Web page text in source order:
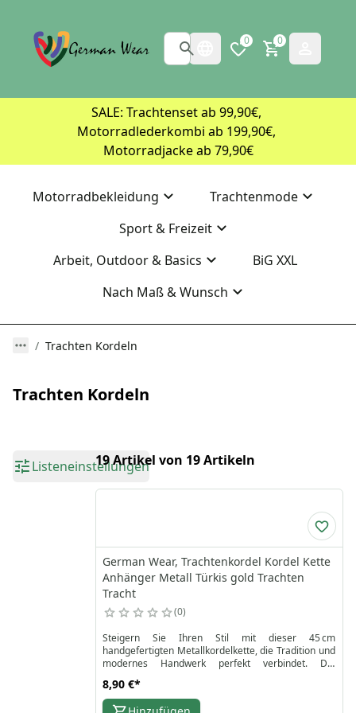
0 0
SALE: Trachtenset ab 99,90€,
Motorradlederkombi ab 199,90€,
Motorradjacke ab 79,90€
Motorradbekleidung
Trachtenmode
Sport & Freizeit
Arbeit, Outdoor & Basics
BiG XXL
Nach Maß & Wunsch
Trachten Kordeln
Trachten Kordeln
Listeneinstellungen19 Artikel von 19 Artikeln
German Wear, Trachtenkordel Kordel Kette
Anhänger Metall Türkis gold Trachten
Tracht
0
Steigern Sie Ihren Stil mit dieser 45 cm
handgefertigten Metallkordelkette, die Tradition und
modernes Handwerk perfekt verbindet. Die
gedrehte, zweifarbige Kordel glänzt wunderschön
und ist ideal für Herren-Traditionsschmuck und
deutsche Trachten. Hergestellt aus hochwertigem
8,90 €*